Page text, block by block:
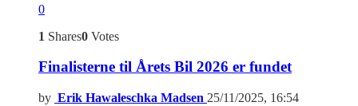
0
1 Shares0 Votes
Finalisterne til Årets Bil 2026 er fundet
by Erik Hawaleschka Madsen 25/11/2025, 16:54